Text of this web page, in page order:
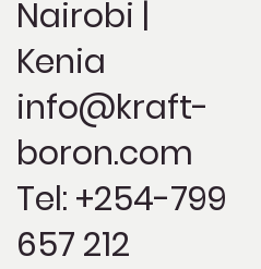
Nairobi |
Kenia
info@kraft-
boron.com
Tel: +254-799
657 212